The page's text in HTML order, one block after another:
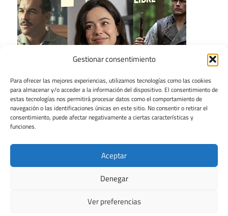
Gestionar consentimiento
Para ofrecer las mejores experiencias, utilizamos tecnologías como las cookies
para almacenar y/o acceder a la información del dispositivo. El consentimiento de
estas tecnologías nos permitirá procesar datos como el comportamiento de
navegación o las identificaciones únicas en este sitio. No consentir o retirar el
consentimiento, puede afectar negativamente a ciertas características y
funciones.
Aceptar
Denegar
Ver preferencias